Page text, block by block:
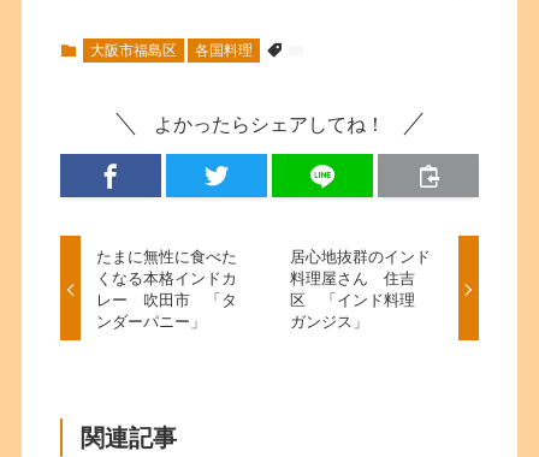
大阪市福島区 各国料理
よかったらシェアしてね！
たまに無性に食べた
くなる本格インドカ
レー 吹田市 「タ
ンダーパニー」
居心地抜群のインド
料理屋さん 住吉
区 「インド料理
ガンジス」
関連記事